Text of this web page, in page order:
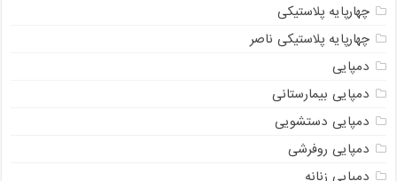
چهارپایه پلاستیکی
چهارپایه پلاستیکی ناصر
دمپایی
دمپایی بیمارستانی
دمپایی دستشویی
دمپایی روفرشی
دمپایی زنانه